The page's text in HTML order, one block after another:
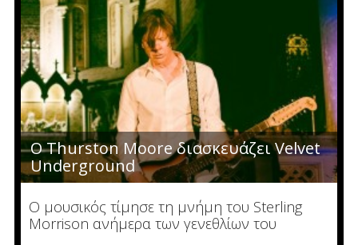
O Thurston Moore διασκευάζει Velvet
Underground
Ο μουσικός τίμησε τη μνήμη του Sterling
Morrison ανήμερα των γενεθλίων του